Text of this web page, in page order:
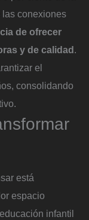
las conexiones
de ofrecer
y de calidad .
el
consolidando
está
espacio
infantil